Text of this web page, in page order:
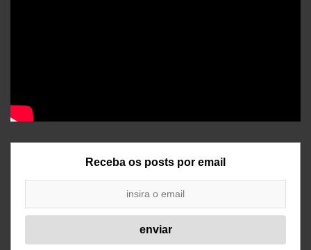
Receba os posts por email